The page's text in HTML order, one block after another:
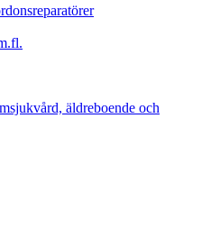
äldreboende och